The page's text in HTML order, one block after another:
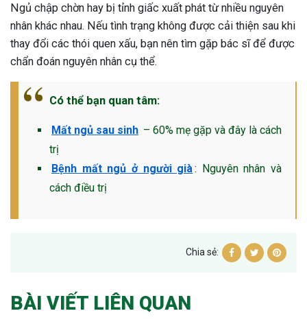
Ngủ chập chờn hay bị tỉnh giấc xuất phát từ nhiều nguyên
nhân khác nhau. Nếu tình trạng không được cải thiện sau khi
thay đổi các thói quen xấu, bạn nên tìm gặp bác sĩ để được
chẩn đoán nguyên nhân cụ thể.
Có thể bạn quan tâm:
Mất ngủ sau sinh – 60% mẹ gặp và đây là cách
trị
Bệnh mất ngủ ở người già : Nguyên nhân và
cách điều trị
Chia sẻ:
BÀI VIẾT LIÊN QUAN